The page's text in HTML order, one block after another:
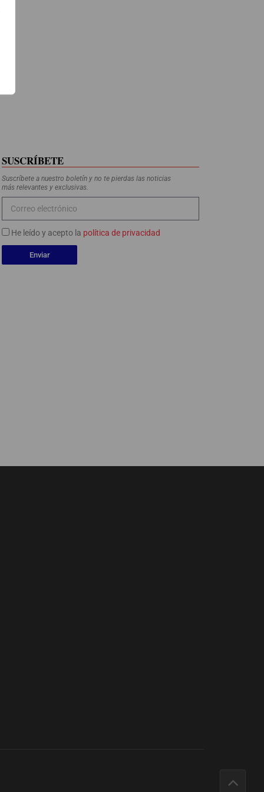
SUSCRÍBETE
Suscríbete a nuestro boletín y no te pierdas las noticias
más relevantes y exclusivas.
He leído y acepto la política de privacidad
Enviar